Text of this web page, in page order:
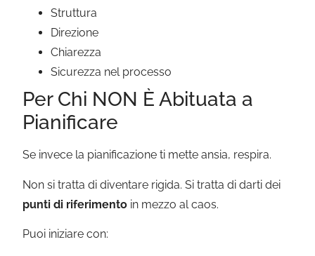
Struttura
Direzione
Chiarezza
Sicurezza nel processo
Per Chi NON È Abituata a
Pianificare
Se invece la pianificazione ti mette ansia, respira.
Non si tratta di diventare rigida. Si tratta di darti dei
punti di riferimento in mezzo al caos.
Puoi iniziare con: